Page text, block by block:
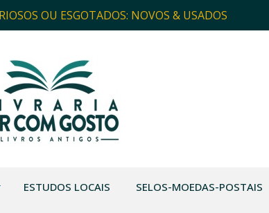
OU ESGOTADOS: NOVOS & USADOS
ESTUDOS LOCAIS SELOS-MOEDAS-POSTAIS